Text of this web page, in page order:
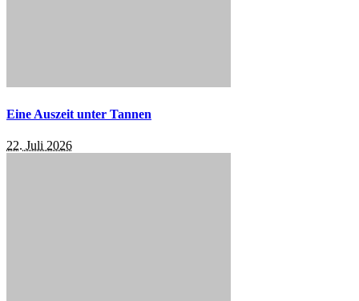
Eine Auszeit unter Tannen
22. Juli 2026